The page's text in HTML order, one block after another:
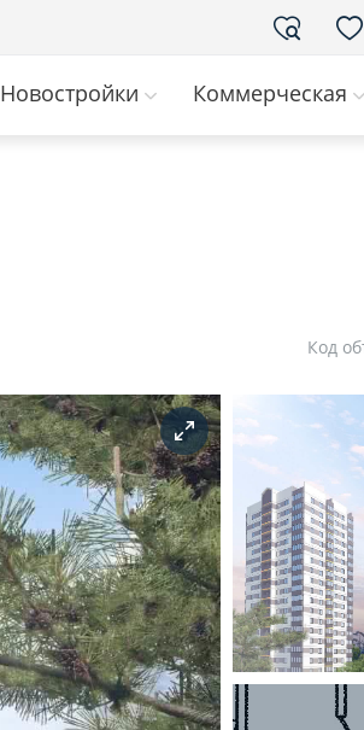
Новостройки Коммерческая
Код